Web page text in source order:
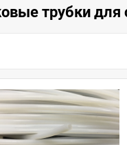
трубки